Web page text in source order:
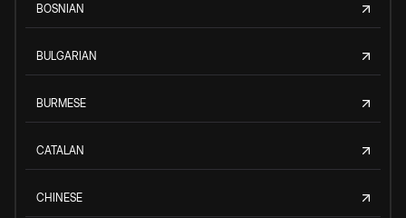
BOSNIAN
BULGARIAN
BURMESE
CATALAN
CHINESE